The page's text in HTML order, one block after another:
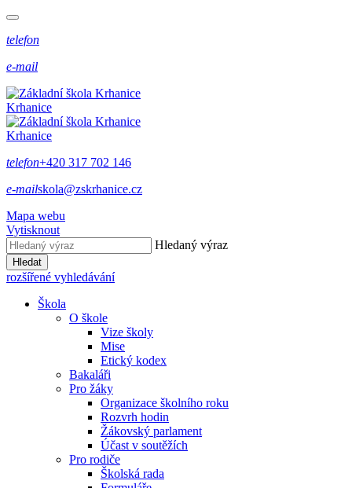
telefon
e-mail
Krhanice
Krhanice
telefon+420 317 702 146
e-mailskola@zskrhanice.cz
Mapa webu
Vytisknout
Hledaný výraz
Hledat
rozšířené vyhledávání
Škola
O škole
Vize školy
Mise
Etický kodex
Bakaláři
Pro žáky
Organizace školního roku
Rozvrh hodin
Žákovský parlament
Účast v soutěžích
Pro rodiče
Školská rada